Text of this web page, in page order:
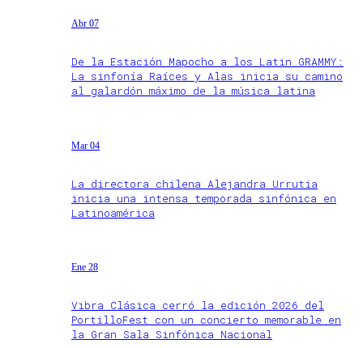
Abr 07
De la Estación Mapocho a los Latin GRAMMY:
La sinfonía Raíces y Alas inicia su camino
al galardón máximo de la música latina
Mar 04
La directora chilena Alejandra Urrutia
inicia una intensa temporada sinfónica en
Latinoamérica
Ene 28
Vibra Clásica cerró la edición 2026 del
PortilloFest con un concierto memorable en
la Gran Sala Sinfónica Nacional